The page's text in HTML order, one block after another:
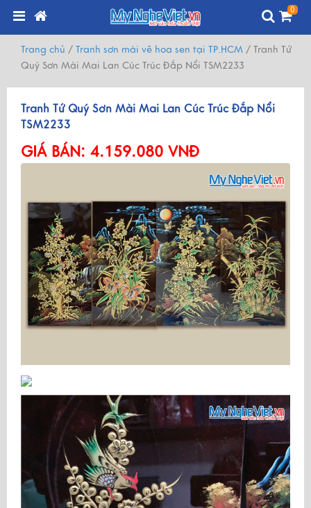
0
Trang chủ / Tranh sơn mài vẽ hoa sen tại TP.HCM / Tranh Tứ
Quý Sơn Mài Mai Lan Cúc Trúc Đắp Nổi TSM2233
Tranh Tứ Quý Sơn Mài Mai Lan Cúc Trúc Đắp Nổi
TSM2233
GIÁ BÁN: 4.159.080 VNĐ